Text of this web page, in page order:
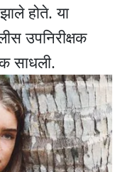
होते. या
उपनिरीक्षक
साधली.